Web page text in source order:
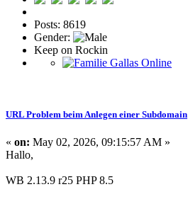
Posts: 8619
Gender:
Keep on Rockin
URL Problem beim Anlegen einer Subdomain
« on: May 02, 2026, 09:15:57 AM »
Hallo,
WB 2.13.9 r25 PHP 8.5